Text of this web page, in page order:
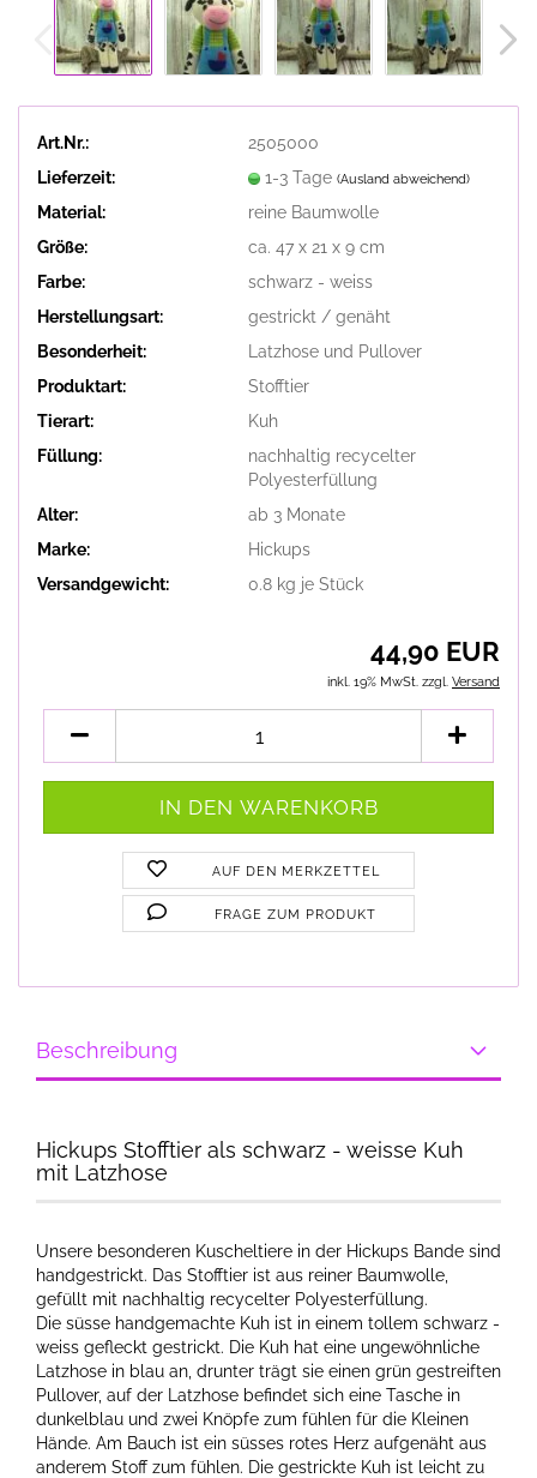
Art.Nr.:
2505000
Lieferzeit:
1-3 Tage (Ausland abweichend)
Material:
reine Baumwolle
Größe:
ca. 47 x 21 x 9 cm
Farbe:
schwarz - weiss
Herstellungsart:
gestrickt / genäht
Besonderheit:
Latzhose und Pullover
Produktart:
Stofftier
Tierart:
Kuh
Füllung:
nachhaltig recycelter
Polyesterfüllung
Alter:
ab 3 Monate
Marke:
Hickups
Versandgewicht:
0.8kg je Stück
44,90 EUR
inkl. 19% MwSt. zzgl. Versand
AUF DEN MERKZETTEL
FRAGE ZUM PRODUKT
Beschreibung
Hickups Stofftier als schwarz - weisse Kuh
mit Latzhose
Unsere besonderen Kuscheltiere in der Hickups Bande sind
handgestrickt. ​Das Stofftier ist aus reiner Baumwolle,
gefüllt mit nachhaltig recycelter Polyesterfüllung.
Die süsse handgemachte Kuh ist in einem tollem schwarz -
weiss gefleckt gestrickt. Die Kuh hat eine ungewöhnliche
Latzhose in blau an, drunter trägt sie einen grün gestreiften
Pullover, auf der Latzhose befindet sich eine Tasche in
dunkelblau und zwei Knöpfe zum fühlen für die Kleinen
Hände. Am Bauch ist ein süsses rotes Herz aufgenäht aus
anderem Stoff zum fühlen. Die gestrickte Kuh ist leicht zu